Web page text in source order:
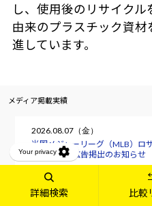
し、使用後のリサイク
由来のプラスチック資
進しています。
メディア掲載実績
2026.08.07（金）
米国メジャーリーグ（MLB）ロ
ット裏への広告掲出のお知らせ
2026.07.17（金）
詳細検索 比較